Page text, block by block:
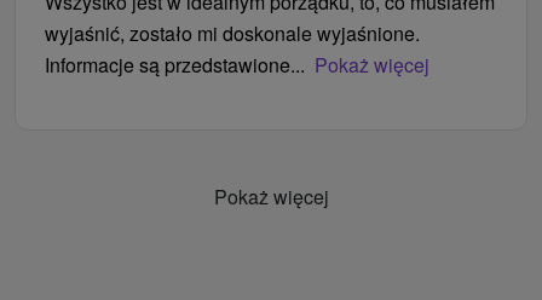
wyjaśnić, zostało mi doskonale wyjaśnione.
Informacje są przedstawione... Pokaż więcej
Pokaż więcej